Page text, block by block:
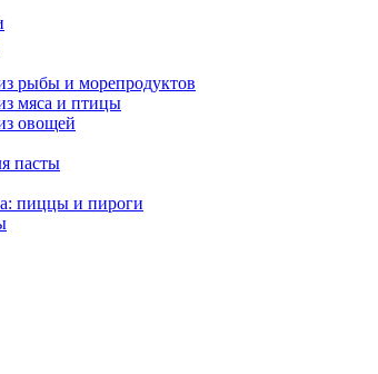
рыбы и морепродуктов
мяса и птицы
овощей
пасты
пиццы и пироги